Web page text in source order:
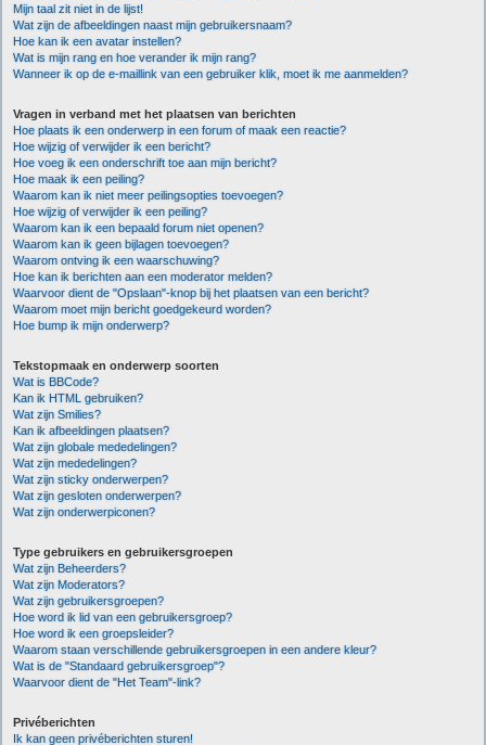
Mijn taal zit niet in de lijst!
Wat zijn de afbeeldingen naast mijn gebruikersnaam?
Hoe kan ik een avatar instellen?
Wat is mijn rang en hoe verander ik mijn rang?
Wanneer ik op de e-maillink van een gebruiker klik, moet ik me aanmelden?
Vragen in verband met het plaatsen van berichten
Hoe plaats ik een onderwerp in een forum of maak een reactie?
Hoe wijzig of verwijder ik een bericht?
Hoe voeg ik een onderschrift toe aan mijn bericht?
Hoe maak ik een peiling?
Waarom kan ik niet meer peilingsopties toevoegen?
Hoe wijzig of verwijder ik een peiling?
Waarom kan ik een bepaald forum niet openen?
Waarom kan ik geen bijlagen toevoegen?
Waarom ontving ik een waarschuwing?
Hoe kan ik berichten aan een moderator melden?
Waarvoor dient de "Opslaan"-knop bij het plaatsen van een bericht?
Waarom moet mijn bericht goedgekeurd worden?
Hoe bump ik mijn onderwerp?
Tekstopmaak en onderwerp soorten
Wat is BBCode?
Kan ik HTML gebruiken?
Wat zijn Smilies?
Kan ik afbeeldingen plaatsen?
Wat zijn globale mededelingen?
Wat zijn mededelingen?
Wat zijn sticky onderwerpen?
Wat zijn gesloten onderwerpen?
Wat zijn onderwerpiconen?
Type gebruikers en gebruikersgroepen
Wat zijn Beheerders?
Wat zijn Moderators?
Wat zijn gebruikersgroepen?
Hoe word ik lid van een gebruikersgroep?
Hoe word ik een groepsleider?
Waarom staan verschillende gebruikersgroepen in een andere kleur?
Wat is de "Standaard gebruikersgroep"?
Waarvoor dient de "Het Team"-link?
Privéberichten
Ik kan geen privéberichten sturen!